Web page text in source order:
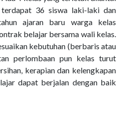
36 siswa laki-laki dan
ajaran baru warga kelas
belajar bersama wali kelas.
kebutuhan (berbaris atau
perlombaan pun kelas turut
kerapian dan kelengkapan
dapat berjalan dengan baik